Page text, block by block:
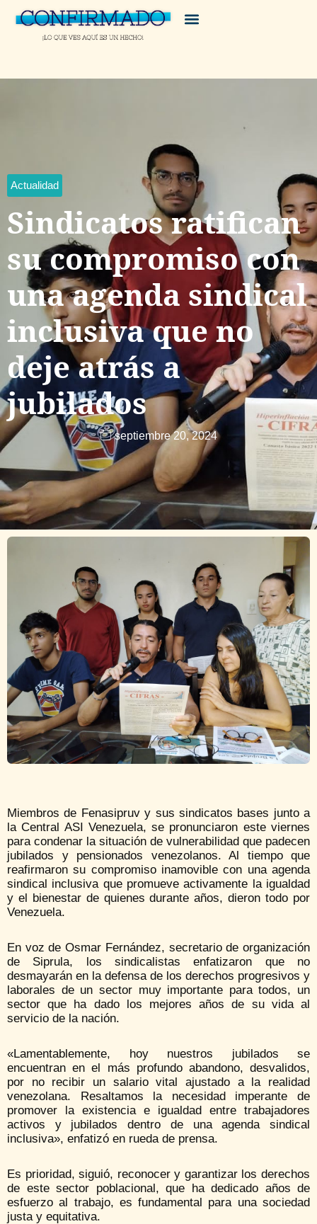
Actualidad
Sindicatos ratifican
su compromiso con
una agenda sindical
inclusiva que no
deje atrás a
jubilados
septiembre 20, 2024
Miembros de Fenasipruv y sus sindicatos bases junto a
la Central ASI Venezuela, se pronunciaron este viernes
para condenar la situación de vulnerabilidad que padecen
jubilados y pensionados venezolanos. Al tiempo que
reafirmaron su compromiso inamovible con una agenda
sindical inclusiva que promueve activamente la igualdad
y el bienestar de quienes durante años, dieron todo por
Venezuela.
En voz de Osmar Fernández, secretario de organización
de Siprula, los sindicalistas enfatizaron que no
desmayarán en la defensa de los derechos progresivos y
laborales de un sector muy importante para todos, un
sector que ha dado los mejores años de su vida al
servicio de la nación.
«Lamentablemente, hoy nuestros jubilados se
encuentran en el más profundo abandono, desvalidos,
por no recibir un salario vital ajustado a la realidad
venezolana. Resaltamos la necesidad imperante de
promover la existencia e igualdad entre trabajadores
activos y jubilados dentro de una agenda sindical
inclusiva», enfatizó en rueda de prensa.
Es prioridad, siguió, reconocer y garantizar los derechos
de este sector poblacional, que ha dedicado años de
esfuerzo al trabajo, es fundamental para una sociedad
justa y equitativa.